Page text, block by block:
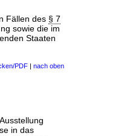
Fällen des § 7
sowie die im
Staaten
PDF | nach oben
in das